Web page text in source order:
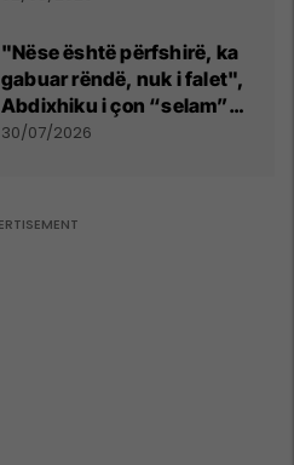
"Nëse është përfshirë, ka
gabuar rëndë, nuk i falet",
Abdixhiku i çon “selam”
Përparim Ramës
30/07/2026